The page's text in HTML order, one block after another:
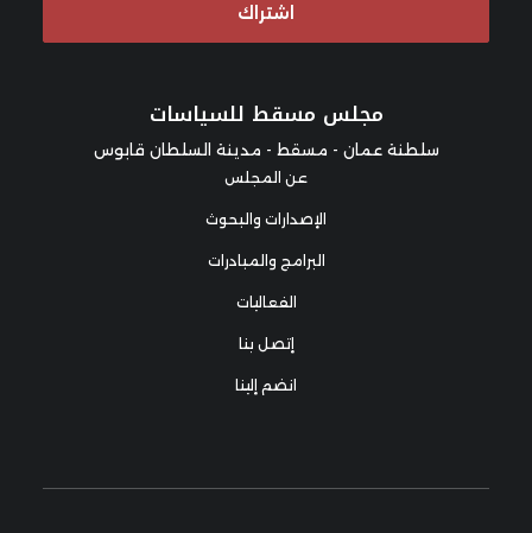
مجلس مسقط للسياسات
سلطنة عمان - مسقط - مدينة السلطان قابوس
اشتراك
عن المجلس
الإصدارات والبحوث
البرامج والمبادرات
الفعاليات
إتصل بنا
انضم إلينا